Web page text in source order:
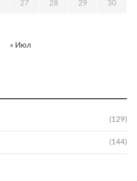
(129)
(144)
27 28 29 30
« Июл